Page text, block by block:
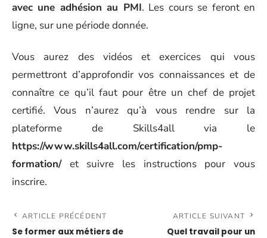
avec une adhésion au PMI. Les cours se feront en
ligne, sur une période donnée.
Vous aurez des vidéos et exercices qui vous
permettront d’approfondir vos connaissances et de
connaître ce qu’il faut pour être un chef de projet
certifié. Vous n’aurez qu’à vous rendre sur la
plateforme de Skills4all via le
https://www.skills4all.com/certification/pmp-
formation/et suivre les instructions pour vous
inscrire.
ARTICLE PRÉCÉDENT
Se former aux métiers de
ARTICLE SUIVANT
Quel travail pour un